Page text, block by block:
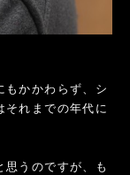
もかかわらず、シ
それまでの年代に
うのですが、も